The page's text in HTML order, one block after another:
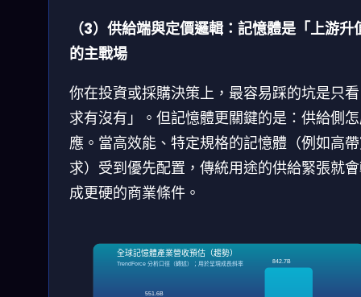
（3）供給端與定價邏輯：記憶體是「上游升
的主戰場
你在投資或採購決策上，最容易踩的坑是只
求有沒有」。但記憶體更關鍵的是：供給側
應。當高效能、特定規格的記憶體（例如高
求）受到優先配置，傳統用途的供給緊張就
成更硬的商業條件。
551.6B
842.7B
全球記憶體產業營收預估（趨勢）
TrendForce 分析口徑（轉述）；用於呈現成長斜率